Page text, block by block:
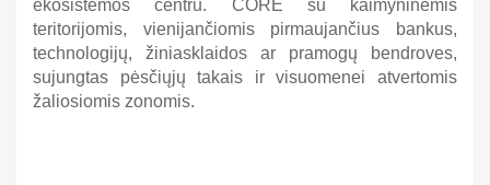
ekosistemos centru. CORE su kaimyninėmis
teritorijomis, vienijančiomis pirmaujančius bankus,
technologijų, žiniasklaidos ar pramogų bendroves,
sujungtas pėsčiųjų takais ir visuomenei atvertomis
žaliosiomis zonomis.